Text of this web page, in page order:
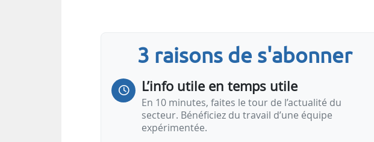
3 raisons de s'abonner
L’info utile en temps utile
En 10 minutes, faites le tour de l’actualité du
secteur. Bénéficiez du travail d’une équipe
expérimentée.